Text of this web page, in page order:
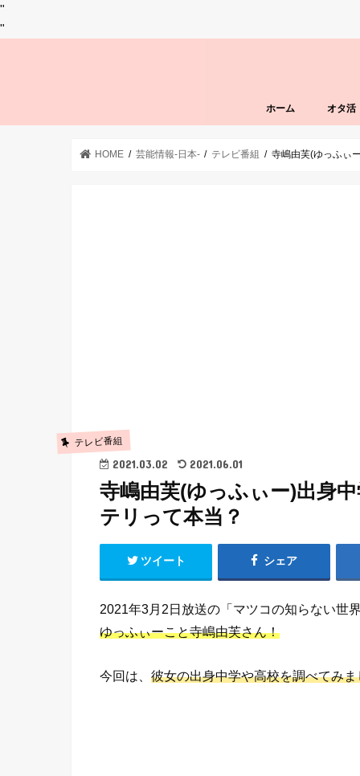
"
"
ホーム オタ活
HOME 芸能情報-日本- テレビ番組 寺嶋由芙(ゆっふぃ
テレビ番組
2021.03.02 2021.06.01
寺嶋由芙(ゆっふぃー)出身
テリって本当？
ツイート シェア
2021年3月2日放送の「マツコの知らない世
ゆっふぃーこと寺嶋由芙さん！
今回は、 彼女の出身中学や高校を調べてみま